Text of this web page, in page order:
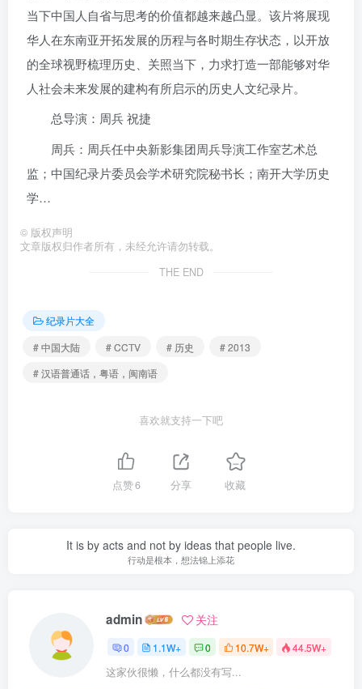
当下中国人自省与思考的价值都越来越凸显。该片将展现
华人在东南亚开拓发展的历程与各时期生存状态，以开放
的全球视野梳理历史、关照当下，力求打造一部能够对华
人社会未来发展的建构有所启示的历史人文纪录片。
总导演：周兵 祝捷
周兵：周兵任中央新影集团周兵导演工作室艺术总
监；中国纪录片委员会学术研究院秘书长；南开大学历史
学…
© 版权声明
文章版权归作者所有，未经允许请勿转载。
THE END
纪录片大全
# 中国大陆
# CCTV # 历史
# 2013
# 汉语普通话，粤语，闽南语
喜欢就支持一下吧
点赞6 分享 收藏
It is by acts and not by ideas that people live.
行动是根本，想法锦上添花
admin 关注
0 1.1W+ 0 10.7W+ 44.5W+
这家伙很懒，什么都没有写...